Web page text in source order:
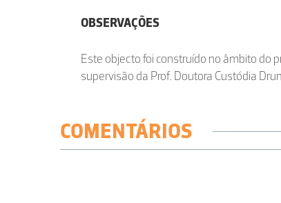
OBSERVAÇÕES
Este objecto foi construído no âmbito do
supervisão da Prof. Doutora Custódia
COMENTÁRIOS